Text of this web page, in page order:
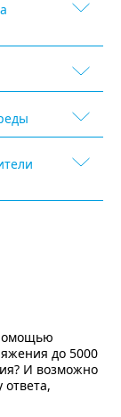
до 5000
И возможно